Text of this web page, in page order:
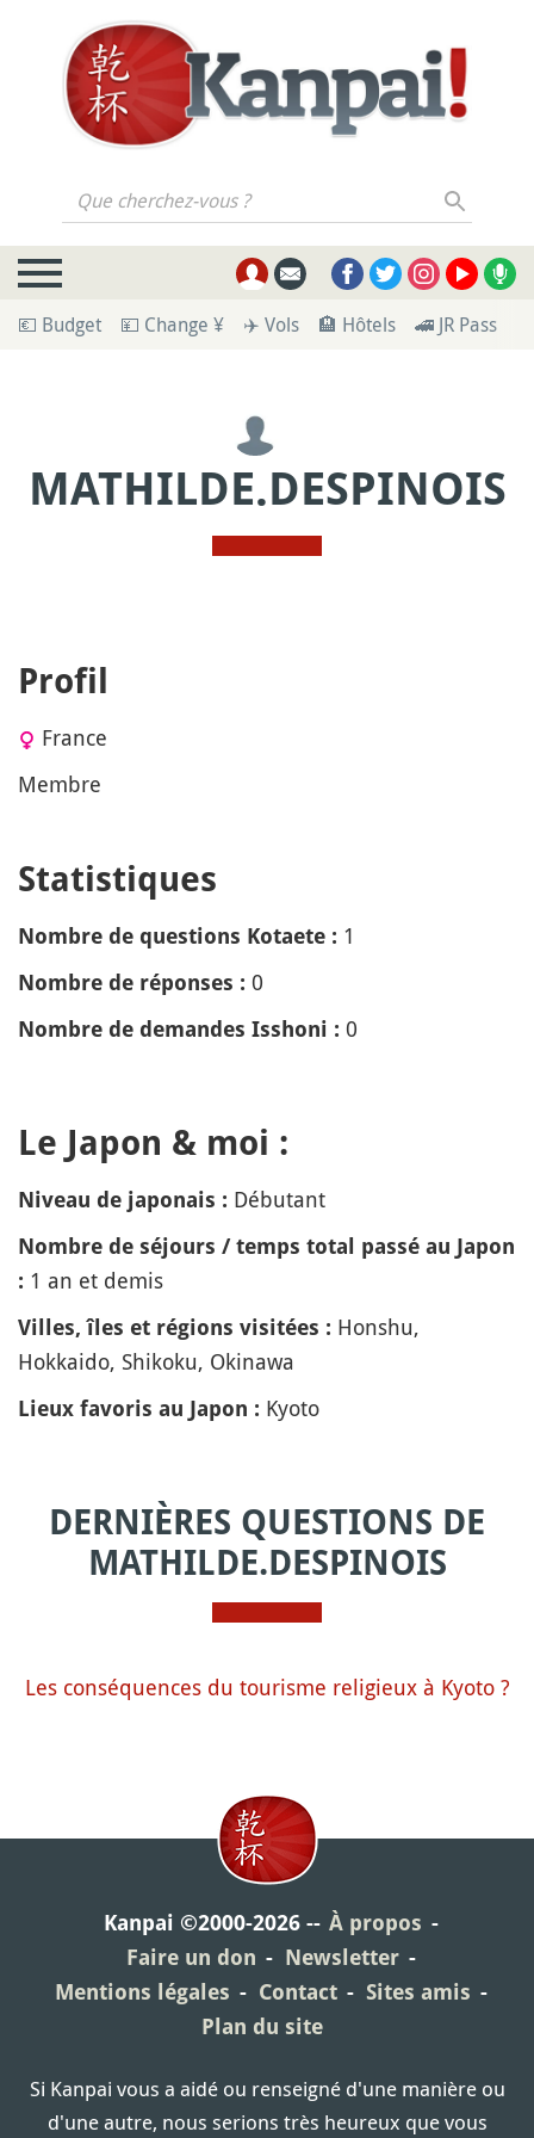
Que cherchez-vous ?
💶 Budget 💴 Change ¥ ✈️ Vols 🏨 Hôtels 🚄 JR Pass
MATHILDE.DESPINOIS
Profil
France
Membre
Statistiques
Nombre de questions Kotaete : 1
Nombre de réponses : 0
Nombre de demandes Isshoni : 0
Le Japon & moi :
Niveau de japonais : Débutant
Nombre de séjours / temps total passé au Japon
: 1 an et demis
Villes, îles et régions visitées : Honshu,
Hokkaido, Shikoku, Okinawa
Lieux favoris au Japon : Kyoto
DERNIÈRES QUESTIONS DE
MATHILDE.DESPINOIS
Les conséquences du tourisme religieux à Kyoto ?
Kanpai ©2000-2026
À propos
Faire un don
Newsletter
Mentions légales
Contact
Sites amis
Plan du site
Si Kanpai vous a aidé ou renseigné d'une manière ou
d'une autre, nous serions très heureux que vous